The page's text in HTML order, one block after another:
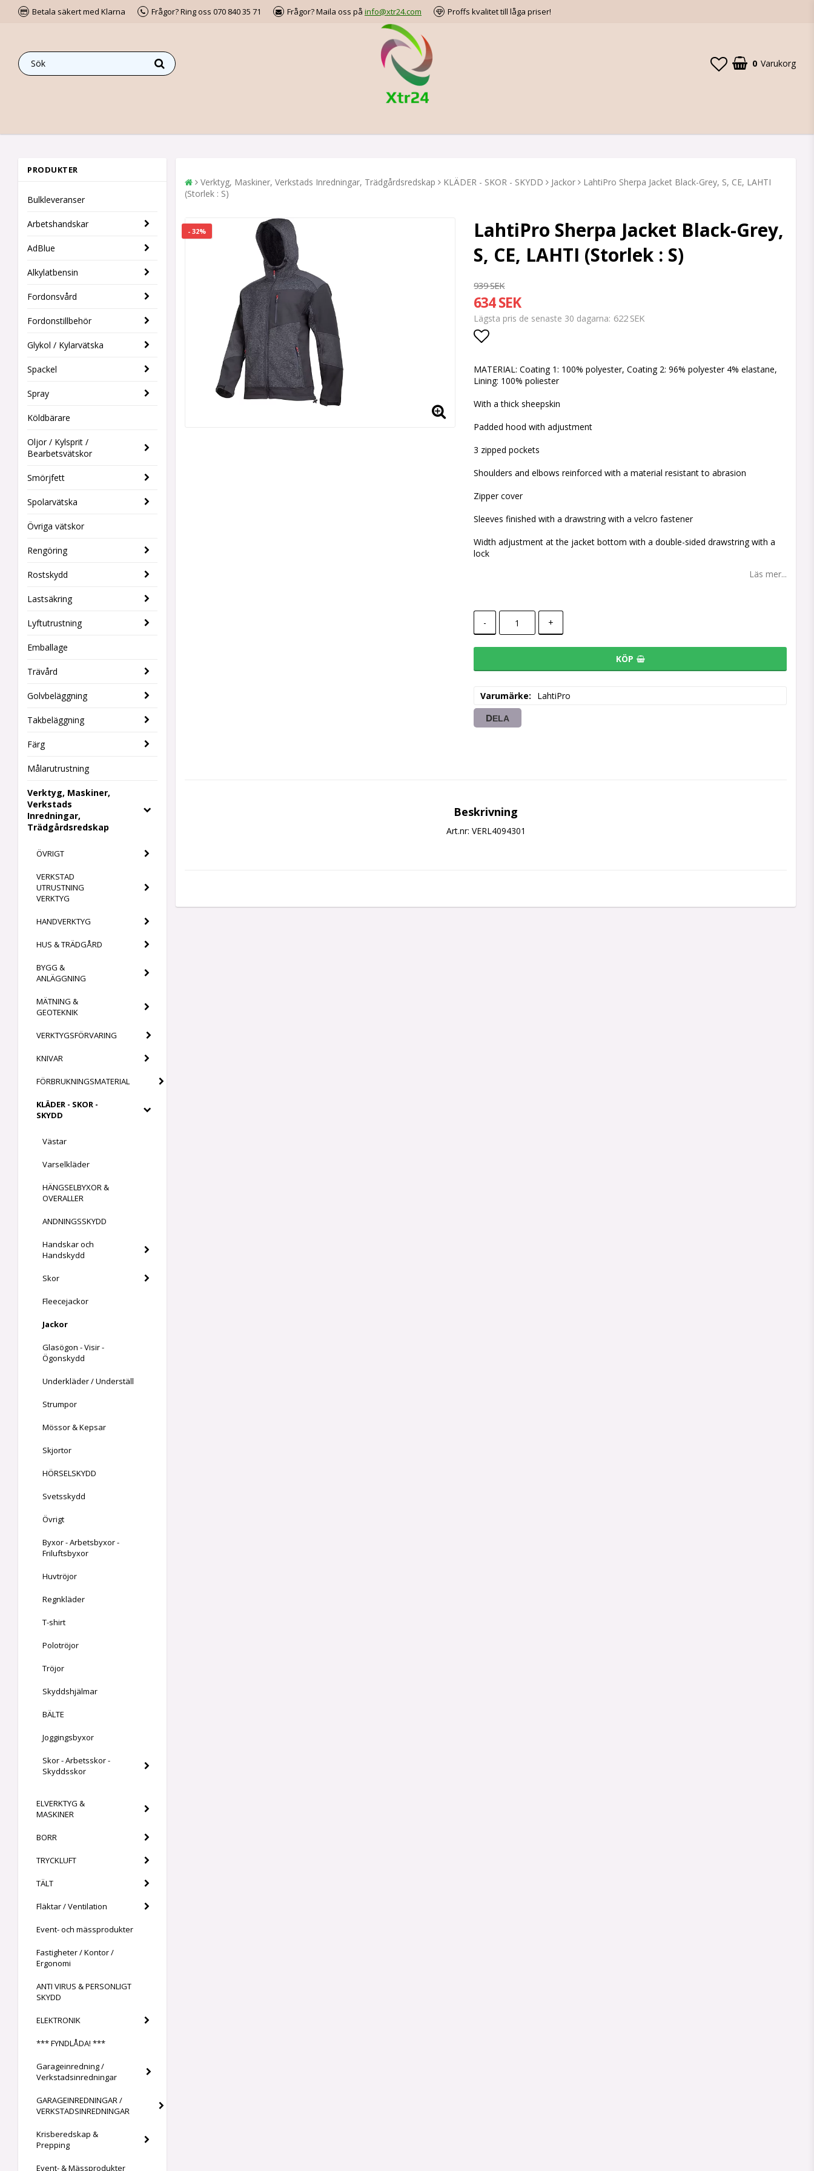
Betala säkert med Klarna Frågor? Ring oss 070 840 35 71 Frågor? Maila oss på info@xtr24.com Proffs kvalitet till låga priser!
0 Varukorg
PRODUKTER
Bulkleveranser
Arbetshandskar
AdBlue
Alkylatbensin
Fordonsvård
Fordonstillbehör
Glykol / Kylarvätska
Spackel
Spray
Köldbärare
Oljor / Kylsprit /
Bearbetsvätskor
Smörjfett
Spolarvätska
Övriga vätskor
Rengöring
Rostskydd
Lastsäkring
Lyftutrustning
Emballage
Trävård
Golvbeläggning
Takbeläggning
Färg
Målarutrustning
Verktyg, Maskiner,
Verkstads
Inredningar,
Trädgårdsredskap
ÖVRIGT
VERKSTAD
UTRUSTNING
VERKTYG
HANDVERKTYG
HUS & TRÄDGÅRD
BYGG &
ANLÄGGNING
MÄTNING &
GEOTEKNIK
VERKTYGSFÖRVARING
KNIVAR
FÖRBRUKNINGSMATERIAL
KLÄDER - SKOR -
SKYDD
Västar
Varselkläder
HÄNGSELBYXOR &
OVERALLER
ANDNINGSSKYDD
Handskar och
Handskydd
Skor
Fleecejackor
Jackor
Glasögon - Visir -
Ögonskydd
Underkläder / Underställ
Strumpor
Mössor & Kepsar
Skjortor
HÖRSELSKYDD
Svetsskydd
Övrigt
Byxor - Arbetsbyxor -
Friluftsbyxor
Huvtröjor
Regnkläder
T-shirt
Polotröjor
Tröjor
Skyddshjälmar
BÄLTE
Joggingsbyxor
Skor - Arbetsskor -
Skyddsskor
ELVERKTYG &
MASKINER
BORR
TRYCKLUFT
TÄLT
Fläktar / Ventilation
Event- och mässprodukter
Fastigheter / Kontor /
Ergonomi
ANTI VIRUS & PERSONLIGT
SKYDD
ELEKTRONIK
*** FYNDLÅDA! ***
Garageinredning /
Verkstadsinredningar
GARAGEINREDNINGAR /
VERKSTADSINREDNINGAR
Krisberedskap &
Prepping
Event- & Mässprodukter
Verktyg, Maskiner, Verkstads Inredningar, Trädgårdsredskap KLÄDER - SKOR - SKYDD Jackor
LahtiPro Sherpa Jacket Black-Grey, S, CE, LAHTI
(Storlek : S)
- 32%
LahtiPro Sherpa Jacket Black-Grey,
S, CE, LAHTI (Storlek : S)
939 SEK
634 SEK
Lägsta pris de senaste 30 dagarna 622 SEK
MATERIAL: Coating 1: 100% polyester, Coating 2: 96% polyester 4% elastane,
Lining: 100% poliester
With a thick sheepskin
Padded hood with adjustment
3 zipped pockets
Shoulders and elbows reinforced with a material resistant to abrasion
Zipper cover
Sleeves finished with a drawstring with a velcro fastener
Width adjustment at the jacket bottom with a double-sided drawstring with a
lock
Läs mer...
- +
KÖP
Varumärke LahtiPro
DELA
Beskrivning
Art.nr: VERL4094301